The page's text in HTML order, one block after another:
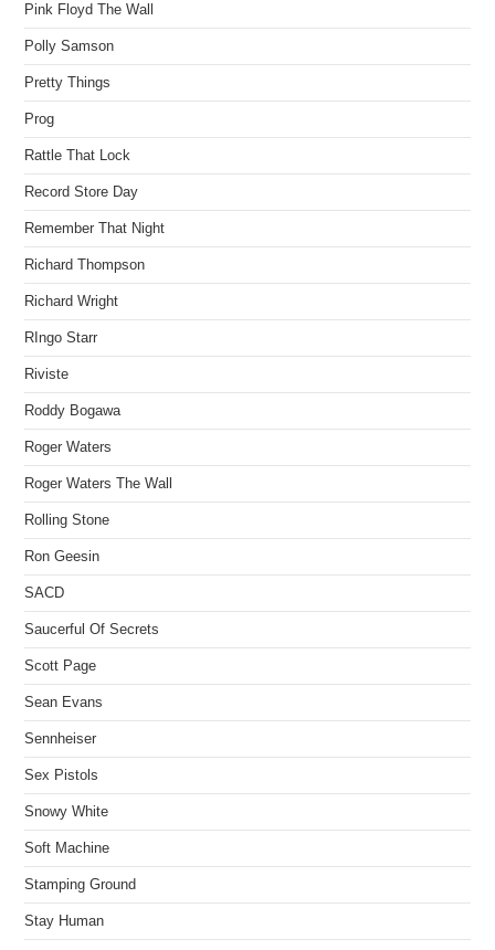
Pink Floyd The Wall
Polly Samson
Pretty Things
Prog
Rattle That Lock
Record Store Day
Remember That Night
Richard Thompson
Richard Wright
RIngo Starr
Riviste
Roddy Bogawa
Roger Waters
Roger Waters The Wall
Rolling Stone
Ron Geesin
SACD
Saucerful Of Secrets
Scott Page
Sean Evans
Sennheiser
Sex Pistols
Snowy White
Soft Machine
Stamping Ground
Stay Human